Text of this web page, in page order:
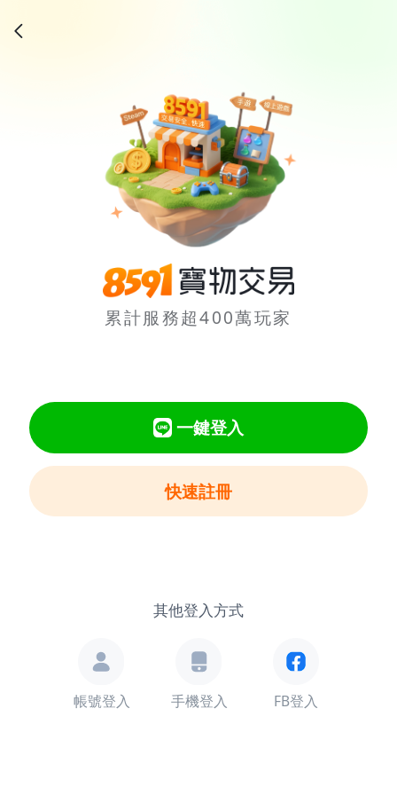
累計服務超400萬玩家
一鍵登入
快速註冊
其他登入方式
帳號登入 手機登入 FB登入